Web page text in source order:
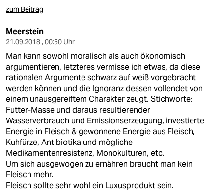
zum Beitrag
Meerstein
21.09.2018 , 00:50 Uhr
Man kann sowohl moralisch als auch ökonomisch
argumentieren, letzteres vermisse ich etwas, da diese
rationalen Argumente schwarz auf weiß vorgebracht
werden können und die Ignoranz dessen vollendet von
einem unausgereiftem Charakter zeugt. Stichworte:
Futter-Masse und daraus resultierender
Wasserverbrauch und Emissionserzeugung, investierte
Energie in Fleisch & gewonnene Energie aus Fleisch,
Kuhfürze, Antibiotika und mögliche
Medikamentenresistenz, Monokulturen, etc.
Um sich ausgewogen zu ernähren braucht man kein
Fleisch mehr.
Fleisch sollte sehr wohl ein Luxusprodukt sein.